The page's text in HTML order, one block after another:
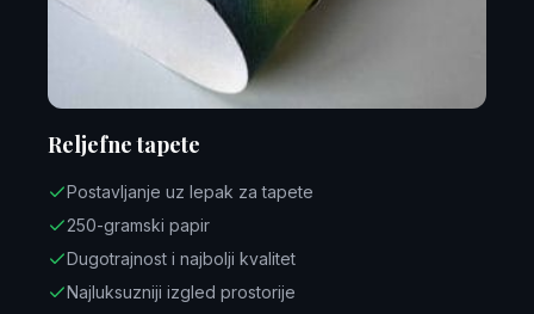
Reljefne tapete
Postavljanje uz lepak za tapete
250-gramski papir
Dugotrajnost i najbolji kvalitet
Najluksuzniji izgled prostorije